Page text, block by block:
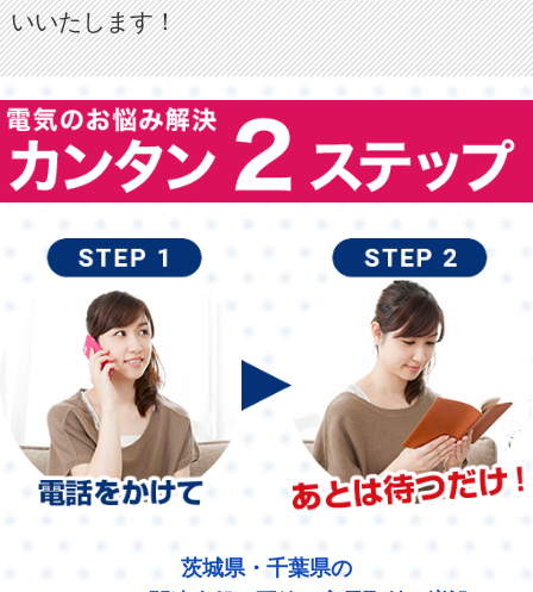
いいたします！
茨城県・千葉県の